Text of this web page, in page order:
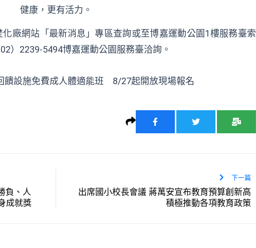
健康，更有活力。
化廠網站 「最新消息」專區查詢或至博嘉運動公園1樓服務臺索
）2239-5494博嘉運動公園服務臺洽詢。
饋設施免費成人體適能班 8/27起開放現場報名
負、人
成就獎
下一篇
出席國小校長會議 蔣萬安宣布教育預算創新高
積極推動各項教育政策